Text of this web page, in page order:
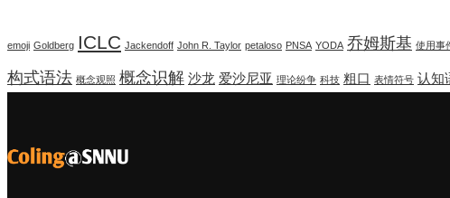
emoji Goldberg ICLC Jackendoff John R. Taylor petaloso PNSA YODA 乔姆斯基 使用事
构式语法 概念观照 概念识解 沙龙 爱沙尼亚 理论纷争 科技 粗口 表情符号 认知